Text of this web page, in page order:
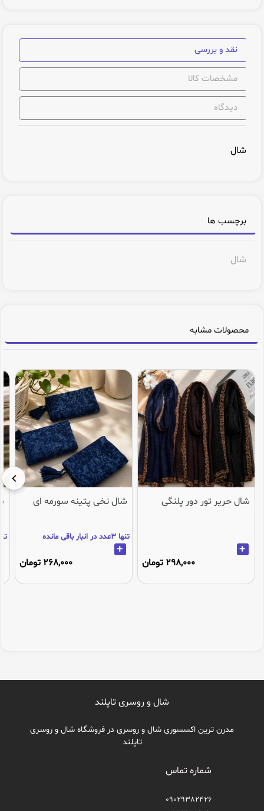
نقد و بررسی
مشخصات کالا
دیدگاه
شال
برچسب ها
شال
محصولات مشابه
شال حریر تور دور پلنگی
+
298,000 تومان
شال نخی پتینه سورمه ای
تنها 3عدد در انبار باقی مانده
+
268,000 تومان
تنها 2عدد
شال و روسری تاپلند
مدرن ترین اکسسوری شال و روسری در فروشگاه شال و روسری
تاپلند
شماره تماس
09029382426